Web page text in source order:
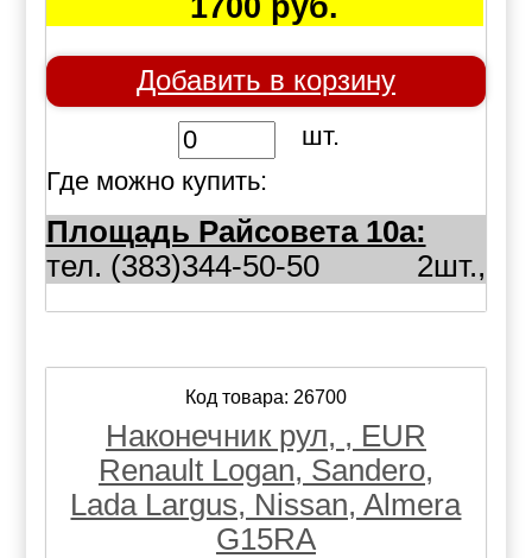
Добавить в корзину
шт.
Где можно купить:
Площадь Райсовета 10а:
2шт.,
тел. (383)344-50-50
Код товара: 26700
Наконечник рул, , EUR
Renault Logan, Sandero,
Lada Largus, Nissan, Almera
G15RA